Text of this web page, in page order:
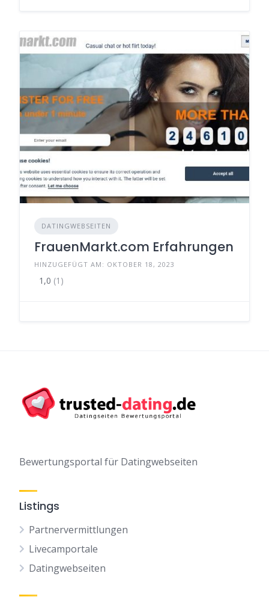
DATINGWEBSEITEN
FrauenMarkt.com Erfahrungen
HINZUGEFÜGT AM: OKTOBER 18, 2023
1,0 (1)
Bewertungsportal für Datingwebseiten
Listings
Partnervermittlungen
Livecamportale
Datingwebseiten